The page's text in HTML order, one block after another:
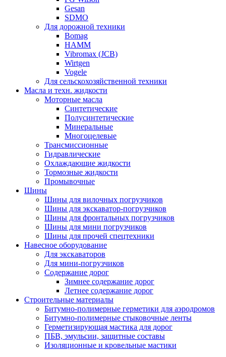
Gesan
SDMO
Для дорожной техники
Bomag
HAMM
Vibromax (JCB)
Wirtgen
Vogele
Для сельскохозяйственной техники
Масла и техн. жидкости
Моторные масла
Синтетические
Полусинтетические
Минеральные
Многоцелевые
Трансмиссионные
Гидравлические
Охлаждающие жидкости
Тормозные жидкости
Промывочные
Шины
Шины для вилочных погрузчиков
Шины для экскаватор-погрузчиков
Шины для фронтальных погрузчиков
Шины для мини погрузчиков
Шины для прочей спецтехники
Навесное оборудование
Для экскаваторов
Для мини-погрузчиков
Содержание дорог
Зимнее содержание дорог
Летнее содержание дорог
Строительные материалы
Битумно-полимерные герметики для аэродромов
Битумно-полимерные стыковочные ленты
Герметизирующая мастика для дорог
ПБВ, эмульсии, защитные составы
Изоляционные и кровельные мастики